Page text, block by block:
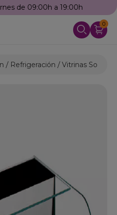
976 25 59 91
0
Refrigeración Vitrinas